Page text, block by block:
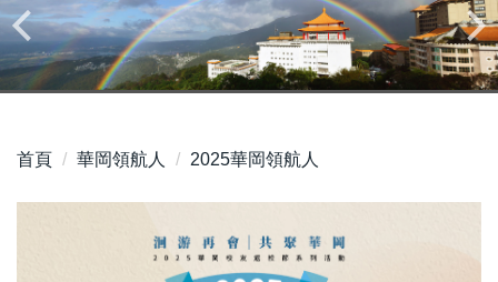
容
區
首頁 華岡領航人 2025華岡領航人